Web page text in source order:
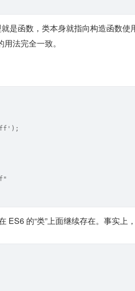
是函数，类本身就指向构造函数使
法完全一致。
ES6 的“类”上面继续存在。事实上